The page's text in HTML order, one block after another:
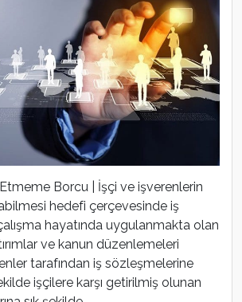
Borcu | İşçi ve işverenlerin
hedefi çerçevesinde iş
hayatında uygulanmakta olan
ve kanun düzenlemeleri
tarafından iş sözleşmelerine
işçilere karşı getirilmiş olunan